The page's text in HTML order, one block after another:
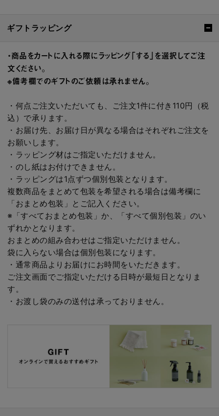
ギフトラッピング
・商品をカートに入れる際にラッピング「する」を選択してご注
文ください。
※備考欄でのギフトのご依頼は承れません。
・何点ご注文いただいても、ご注文1件に付き110円（税
込）で承ります。
・お届け先、お届け日が異なる場合はそれぞれご注文を
お願いします。
・ラッピング材はご指定いただけません。
・のし紙はお付けできません。
・ラッピングは1点ずつ個別包装となります。
複数商品をまとめて包装を希望される場合は備考欄に
「おまとめ包装」とご記入ください。
※「すべておまとめ包装」か、「すべて個別包装」のい
ずれかとなります。
おまとめの組み合わせはご指定いただけません。
袋に入らない場合は個別包装になります。
・通常商品よりお届けにお時間をいただきます。
ご注文画面でご指定いただける日時が最短日となりま
す。
・お渡し袋のみの送付は承っておりません。